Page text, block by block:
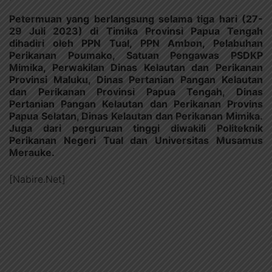
Petermuan yang berlangsung selama tiga hari (27-
29 Juli 2023) di Timika Provinsi Papua Tengah
dihadiri oleh PPN Tual, PPN Ambon, Pelabuhan
Perikanan Poumako, Satuan Pengawas PSDKP
Mimika, Perwakilan Dinas Kelautan dan Perikanan
Provinsi Maluku, Dinas Pertanian Pangan Kelautan
dan Perikanan Provinsi Papua Tengah, Dinas
Pertanian Pangan Kelautan dan Perikanan Provins
Papua Selatan, Dinas Kelautan dan Perikanan Mimika.
Juga dari perguruan tinggi diwakili Politeknik
Perikanan Negeri Tual dan Universitas Musamus
Merauke.
[Nabire.Net]